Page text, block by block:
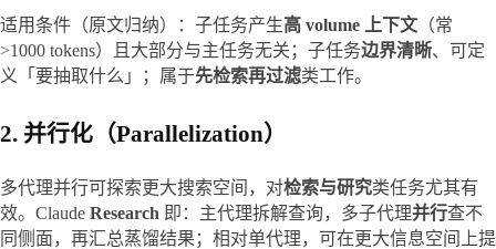
适用条件（原文归纳）：子任务产生高 volume 上下文 （常
>1000 tokens）且大部分与主任务无关；子任务边界清晰、可定
义「要抽取什么」；属于先检索再过滤类工作。
2. 并行化（Parallelization）
多代理并行可探索更大搜索空间，对检索与研究类任务尤其有
效。Claude Research 即：主代理拆解查询，多子代理并行查不
同侧面，再汇总蒸馏结果；相对单代理，可在更大信息空间上提